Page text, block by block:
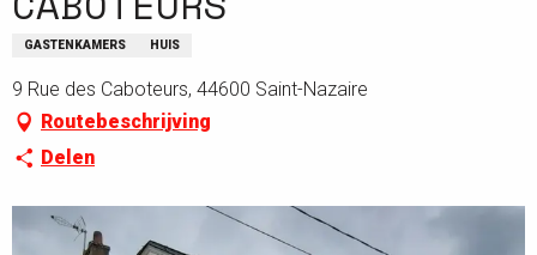
GASTENKAMERS HUIS
9 Rue des Caboteurs, 44600 Saint-Nazaire
Routebeschrijving
Delen